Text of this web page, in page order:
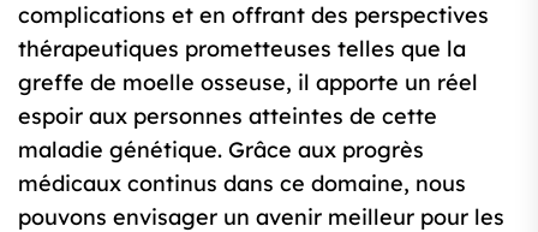
complications et en offrant des perspectives
thérapeutiques prometteuses telles que la
greffe de moelle osseuse, il apporte un réel
espoir aux personnes atteintes de cette
maladie génétique. Grâce aux progrès
médicaux continus dans ce domaine, nous
pouvons envisager un avenir meilleur pour les